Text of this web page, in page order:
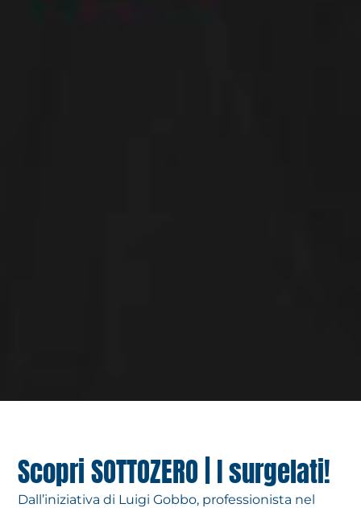
Scopri SOTTOZERO | I surgelati!
Dall’iniziativa di Luigi Gobbo, professionista nel